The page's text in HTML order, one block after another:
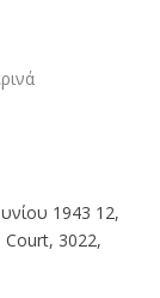
1943 12,
3022,